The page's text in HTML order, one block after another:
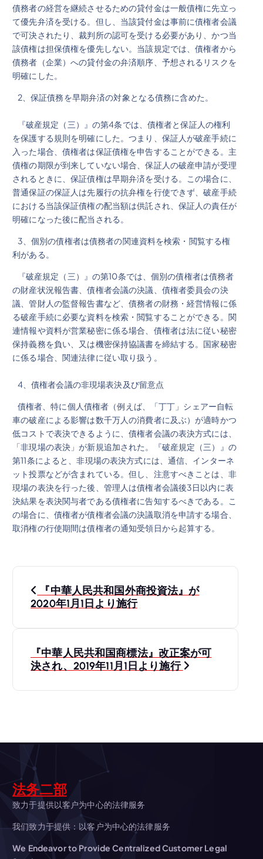
債務者の経営を継続させるための貸付金は一般債権に先立っ
て優先弁済を受ける。但し、当該貸付金は事前に債権者会議
で可決されたり、裁判所の認可を受ける必要があり、かつ当
該債権は担保債権を優先しない。当該規定では、債権者から
債務者（企業）への貸付金の弁済順序、予想されるリスクを
明確にした。
2、保証債務を早期弁済の対象となる債務に含めた。
『破産規定（三）』の第4条では、債権者と保証人の権利
を保護する規則を明確にした。つまり、保証人が破産手続に
入った場合、債権者は保証債権を申告することができる。主
債権の期限が到来していない場合、保証人の破産申請が受理
されるときに、保証債権は早期弁済を受ける。この場合に、
普通保証の保証人は先履行の抗弁権を行使できず、破産手続
における当該保証債権の配当額は供託され、保証人の責任が
明確になった後に配当される。
3、個別の債権者は債務者の関連資料を検索・閲覧する権
利がある。
『破産規定（三）』の第10条では、個別の債権者は債務者
の財産状況報告書、債権者会議の決議、債権者委員会の決
議、管財人の監督報告書など、債務者の財務・経営情報に係
る破産手続に必要な資料を検索・閲覧することができる。関
連情報や資料が営業秘密に係る場合、債権者は法に従い秘密
保持義務を負い、又は機密保持協議書を締結する。国家秘密
に係る場合、関連法律に従い取り扱う。
4、債権者会議の非現場表決及び留意点
債権者、特に個人債権者（例えば、「丁丁」シェアー自転
車の破産による影響は数千万人の消費者に及ぶ）が適時かつ
低コストで表決できるように、債権者会議の表決方式には、
「非現場の表決」が新規追加された。『破産規定（三）』の
第11条によると、非現場の表決方式には、通信、インターネ
ット投票などが含まれている。但し、注意すべきことは、非
現場の表決を行った後、管理人は債権者会議後3日以内に表
決結果を表決関与者である債権者に告知するべきである。こ
の場合に、債権者が債権者会議の決議取消を申請する場合、
取消権の行使期間は債権者の通知受領日から起算する。
投
稿
ビ
シ
ョ
ン
『中華人民共和国外商投資法』が
2020年1月1日より施行
『中華人民共和国商標法』改正案が可
決され、2019年11月1日より施行
法务二部
致力于提供以客户为中心的法律服务
我们致力于提供：以客户为中心的法律服务
We Endeavor to Provide Centralized Customer Legal